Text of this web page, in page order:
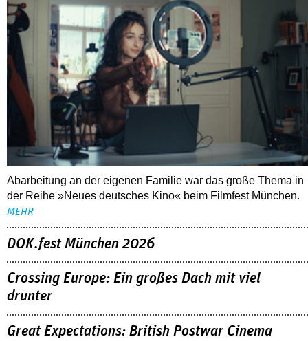
Abarbeitung an der eigenen Familie war das große Thema in
der Reihe »Neues deutsches Kino« beim Filmfest München.
MEHR
DOK.fest München 2026
Crossing Europe: Ein großes Dach mit viel
drunter
Great Expectations: British Postwar Cinema